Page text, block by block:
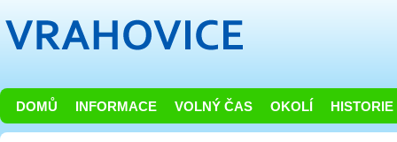
DOMŮ INFORMACE VOLNÝ ČAS OKOLÍ HISTORIE